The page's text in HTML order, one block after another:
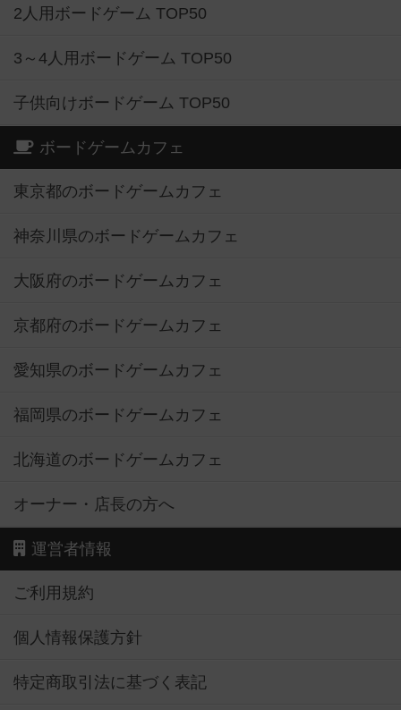
2人用ボードゲーム TOP50
3～4人用ボードゲーム TOP50
子供向けボードゲーム TOP50
ボードゲームカフェ
東京都のボードゲームカフェ
神奈川県のボードゲームカフェ
大阪府のボードゲームカフェ
京都府のボードゲームカフェ
愛知県のボードゲームカフェ
福岡県のボードゲームカフェ
北海道のボードゲームカフェ
オーナー・店長の方へ
運営者情報
ご利用規約
個人情報保護方針
特定商取引法に基づく表記